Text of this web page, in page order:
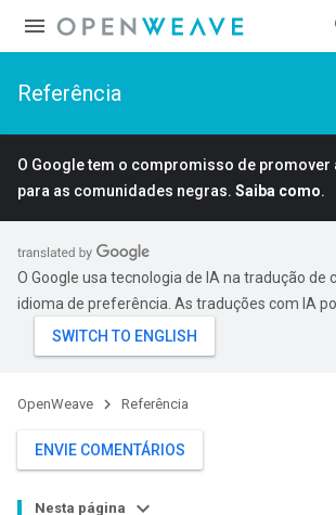
Referência
O Google tem o compromisso de promover
para as comunidades negras. Saiba como.
O Google usa tecnologia de IA na tradução de
idioma de preferência. As traduções com IA
OpenWeave Referência
ENVIE COMENTÁRIOS
Nesta página